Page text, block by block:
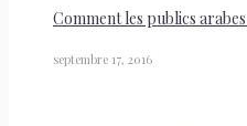
Comment les publics
septembre 17, 2016